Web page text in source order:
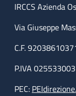
IRCCS Azienda
Via Giuseppe
C.F.
P.IVA
PEC: